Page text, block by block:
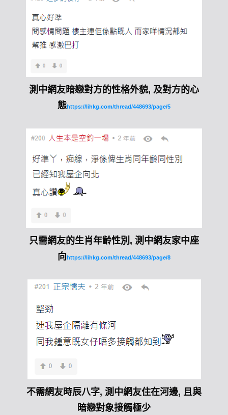
測中網友暗戀對方的性格外貌, 及對方的心
態https://lihkg.com/thread/448693/page/5
只需網友的生肖年齡性別, 測中網友家中座
向https://lihkg.com/thread/448693/page/8
不需網友時辰八字, 測中網友住在河邊, 且與
暗戀對象接觸極少